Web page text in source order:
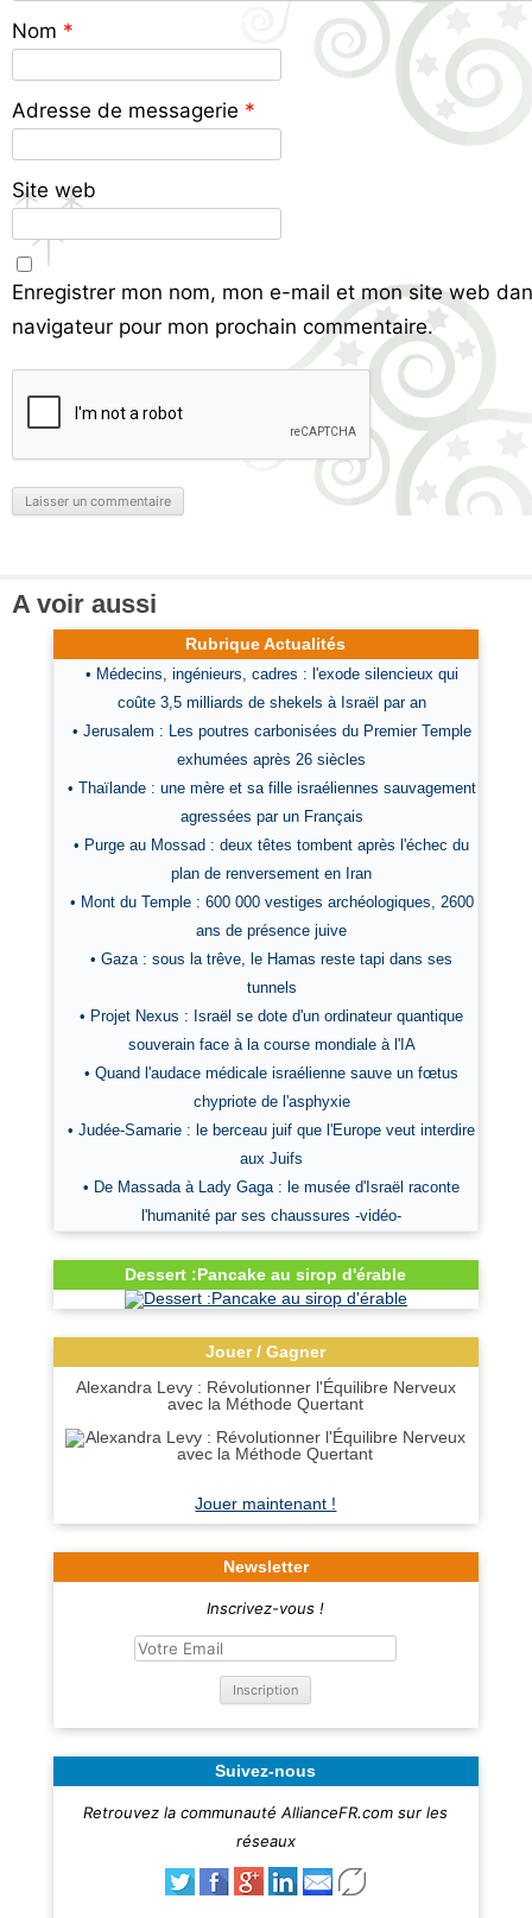
Nom *
Adresse de messagerie *
Site web
Enregistrer mon nom, mon e-mail et mon site web
navigateur pour mon prochain commentaire.
A voir aussi
Rubrique Actualités
• Médecins, ingénieurs, cadres : l'exode silencieux qui
coûte 3,5 milliards de shekels à Israël par an
• Jerusalem : Les poutres carbonisées du Premier Temple
exhumées après 26 siècles
• Thaïlande : une mère et sa fille israéliennes sauvagement
agressées par un Français
• Purge au Mossad : deux têtes tombent après l'échec du
plan de renversement en Iran
• Mont du Temple : 600 000 vestiges archéologiques, 2600
ans de présence juive
• Gaza : sous la trêve, le Hamas reste tapi dans ses
tunnels
• Projet Nexus : Israël se dote d'un ordinateur quantique
souverain face à la course mondiale à l'IA
• Quand l'audace médicale israélienne sauve un fœtus
chypriote de l'asphyxie
• Judée-Samarie : le berceau juif que l'Europe veut interdire
aux Juifs
• De Massada à Lady Gaga : le musée d'Israël raconte
l'humanité par ses chaussures -vidéo-
Dessert :Pancake au sirop d'érable
Jouer / Gagner
Alexandra Levy : Révolutionner l'Équilibre Nerveux
avec la Méthode Quertant
Jouer maintenant !
Newsletter
Inscrivez-vous !
Suivez-nous
Retrouvez la communauté AllianceFR.com sur les
réseaux